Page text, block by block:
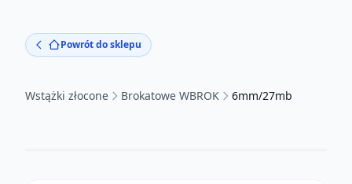
Powrót do sklepu
Wstążki złocone Brokatowe WBROK 6mm/27mb